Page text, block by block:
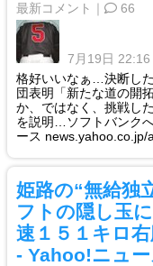
最新コメント｜ 66
7月19日 22:16
格好いいなぁ…決断した
団表明「新たな道の開
か、ではなく、挑戦し
を説明…ソフトバンク
ース news.yahoo.co.jp/
姫路の“無給独
フトの隠し玉
速１５１キロ
- Yahoo!ニュー